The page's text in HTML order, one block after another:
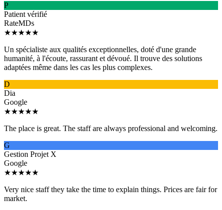
P
Patient vérifié
RateMDs
★★★★★
Un spécialiste aux qualités exceptionnelles, doté d'une grande
humanité, à l'écoute, rassurant et dévoué. Il trouve des solutions
adaptées même dans les cas les plus complexes.
D
Dia
Google
★★★★★
The place is great. The staff are always professional and welcoming.
G
Gestion Projet X
Google
★★★★★
Very nice staff they take the time to explain things. Prices are fair for
market.